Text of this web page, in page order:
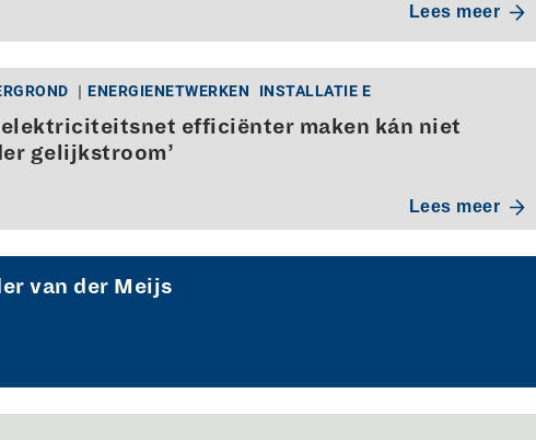
Lees meer
ENERGIENETWERKEN INSTALLATIE E
elektriciteitsnet efficiënter maken kán niet
gelijkstroom’
Lees meer
van der Meijs